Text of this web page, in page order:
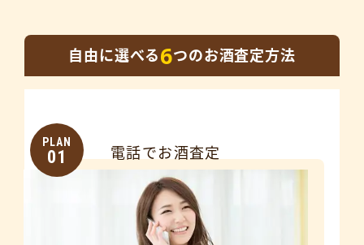
自由に選べる6つのお酒査定方法
PLAN
01 電話でお酒査定